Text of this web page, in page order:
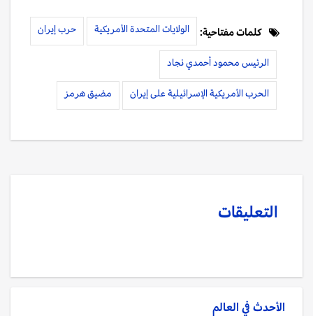
كلمات مفتاحية: الولايات المتحدة الأمريكية حرب إيران
الرئيس محمود أحمدي نجاد
الحرب الأمريكية الإسرائيلية على إيران مضيق هرمز
التعليقات
الأحدث في العالم